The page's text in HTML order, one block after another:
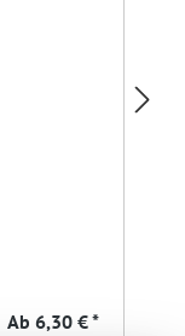
Ab 6,30 € *